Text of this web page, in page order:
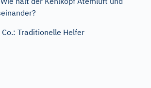
Traditionelle Helfer